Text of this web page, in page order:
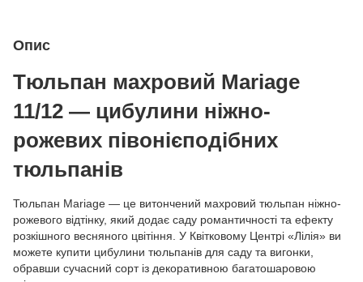
Опис
Тюльпан махровий Mariage
11/12 — цибулини ніжно-
рожевих півонієподібних
тюльпанів
Тюльпан Mariage — це витончений махровий тюльпан ніжно-
рожевого відтінку, який додає саду романтичності та ефекту
розкішного весняного цвітіння. У Квітковому Центрі «Лілія» ви
можете купити цибулини тюльпанів для саду та вигонки,
обравши сучасний сорт із декоративною багатошаровою